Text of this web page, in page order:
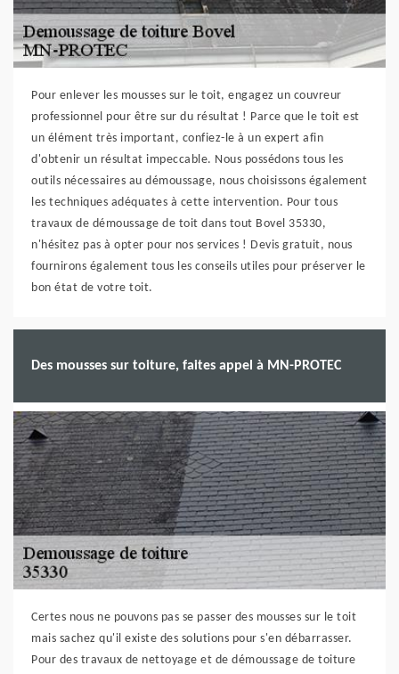
Pour enlever les mousses sur le toit, engagez un couvreur
professionnel pour être sur du résultat ! Parce que le toit est
un élément très important, confiez-le à un expert afin
d'obtenir un résultat impeccable. Nous possédons tous les
outils nécessaires au démoussage, nous choisissons également
les techniques adéquates à cette intervention. Pour tous
travaux de démoussage de toit dans tout Bovel 35330,
n'hésitez pas à opter pour nos services ! Devis gratuit, nous
fournirons également tous les conseils utiles pour préserver le
bon état de votre toit.
Des mousses sur toiture, faites appel à MN-PROTEC
Certes nous ne pouvons pas se passer des mousses sur le toit
mais sachez qu'il existe des solutions pour s'en débarrasser.
Pour des travaux de nettoyage et de démoussage de toiture